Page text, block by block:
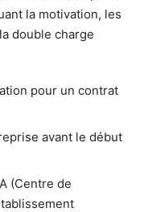
la motivation, les
double charge
pour un contrat
avant le début
(Centre de